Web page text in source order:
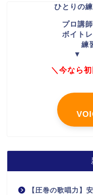
ひとりの
プロ講
ボイト
練
＼今なら
【圧巻の歌唱力】